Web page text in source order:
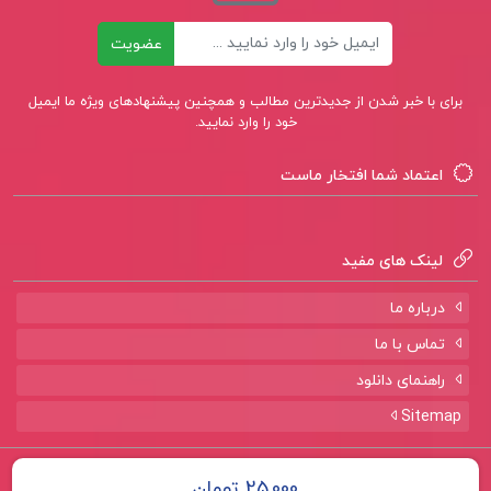
دانلود پی دی اف کتاب مدیریت سرمایه گذاری در
دانلود کتاب مدیریت سرمایه گذاری در بورس اوراق
کتاب پیشنهادی📚
کتاب مهندسی تاسیسات الکتریک دکتر حسن
کلهر
عضویت
برای با خبر شدن از جدیدترین مطالب و همچنین پیشنهادهای ویژه ما ایمیل
خود را وارد نمایید.
اعتماد شما افتخار ماست
لینک های مفید
درباره ما
تماس با ما
راهنمای دانلود
Sitemap
تمامی حقوق برای سایت پروژه لند